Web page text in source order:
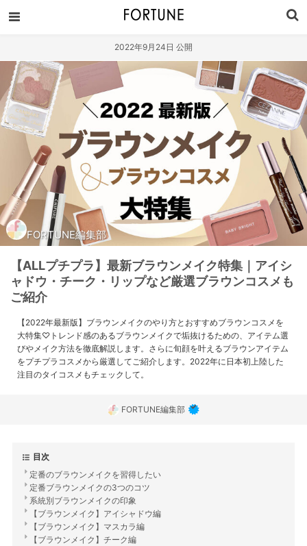
2022年9月24日 公開
FORTUNE編集部
【ALLプチプラ】最新ブラウンメイク特集｜アイシ
ャドウ・チーク・リップなど厳選ブラウンコスメも
ご紹介
【2022年最新版】ブラウンメイクのやり方とおすすめブラウンコスメを
大特集♡トレンド感のあるブラウンメイクで垢抜けるための、アイテム選
びやメイク方法を徹底解説します。さらに旬顔を叶えるブラウンアイテム
をプチプラコスメから厳選してご紹介します。2022年に日本初上陸した
注目のタイコスメもチェックして。
FORTUNE編集部
目次
定番のブラウンメイクを習得したい
定番ブラウンメイクの3つのコツ
系統別ブラウンメイクの印象
【ブラウンメイク】アイシャドウ編
【ブラウンメイク】マスカラ編
【ブラウンメイク】チーク編